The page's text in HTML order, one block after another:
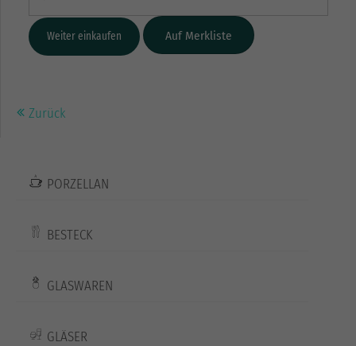
Weiter einkaufen
Zurück
PORZELLAN
BESTECK
GLASWAREN
GLÄSER